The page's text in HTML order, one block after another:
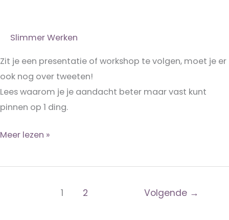
Slimmer Werken
Zit je een presentatie of workshop te volgen, moet je er
ook nog over tweeten!
Lees waarom je je aandacht beter maar vast kunt
pinnen op 1 ding.
Doe
wat
Meer lezen »
1 2 Volgende →